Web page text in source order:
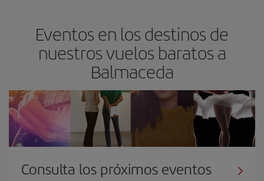
Eventos en los destinos de
nuestros vuelos baratos a
Balmaceda
Consulta los próximos eventos